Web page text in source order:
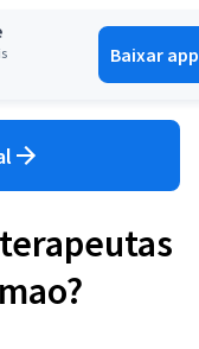
Baixar app